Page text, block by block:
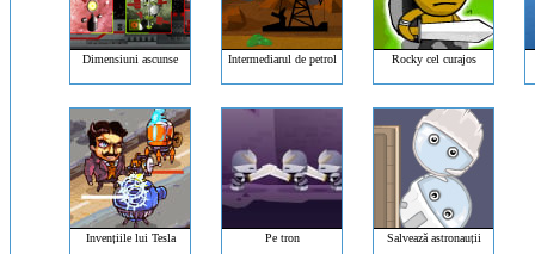
Dimensiuni ascunse Intermediarul de petrol Rocky cel curajos
Invențiile lui Tesla Pe tron Salvează astronauții